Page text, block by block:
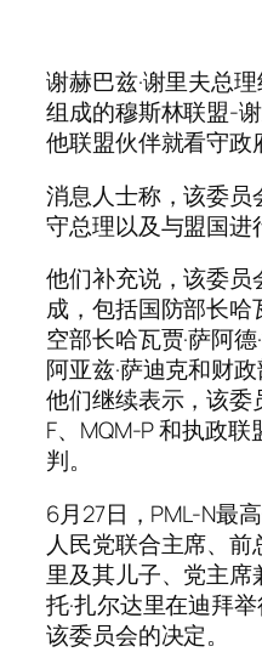
谢赫巴兹·谢里夫总
组成的穆斯林联盟-
他联盟伙伴就看守政
消息人士称，该委
守总理以及与盟国进
他们补充说，该委
成，包括国防部长哈
空部长哈瓦贾·萨阿
阿亚兹·萨迪克和财政
他们继续表示，该委
F、MQM-P 和执政
判。
6月27日，PML-N最
人民党联合主席、前
里及其儿子、党主席
托·扎尔达里在迪拜
该委员会的决定。